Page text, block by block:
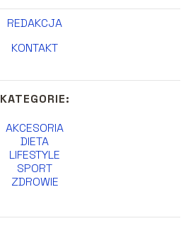
REDAKCJA
KONTAKT
KATEGORIE:
AKCESORIA
DIETA
LIFESTYLE
SPORT
ZDROWIE